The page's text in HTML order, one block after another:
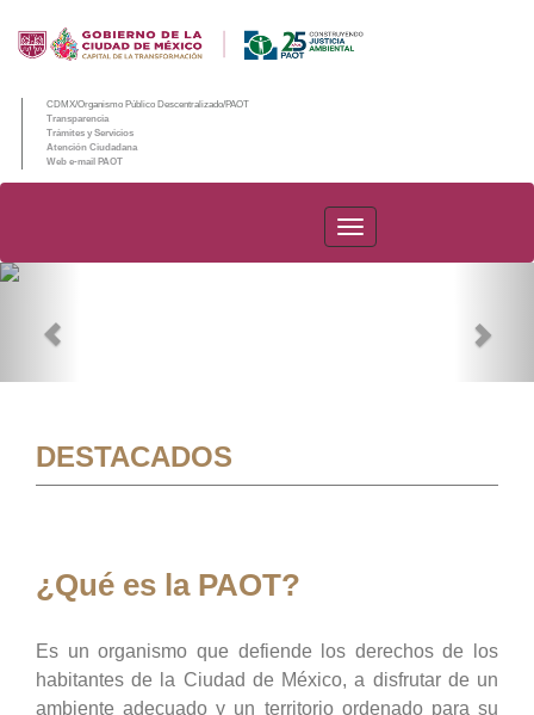
CDMX/Organismo Público Descentralizado/PAOT
Transparencia
Trámites y Servicios
Atención Ciudadana
Web e-mail PAOT
PAOT
DESTACADOS
¿Qué es la PAOT?
Es un organismo que defiende los derechos de los
habitantes de la Ciudad de México, a disfrutar de un
ambiente adecuado y un territorio ordenado para su